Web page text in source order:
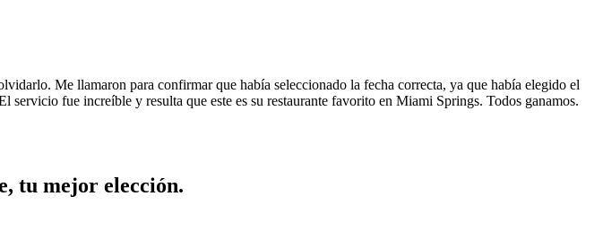
Me llamaron para confirmar que había seleccionado la fecha correcta, ya que había elegido el
fue increíble y resulta que este es su restaurante favorito en Miami Springs. Todos ganamos.
tu mejor elección.